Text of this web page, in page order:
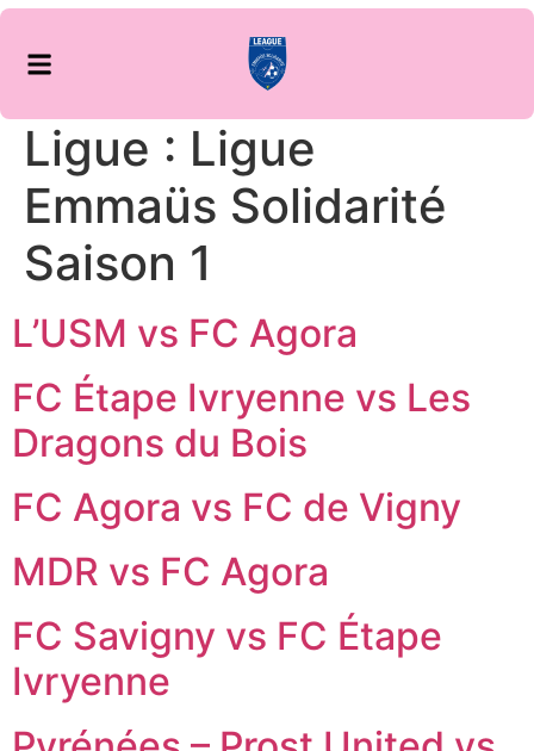
Ligue : Ligue
Emmaüs Solidarité
Saison 1
L’USM vs FC Agora
FC Étape Ivryenne vs Les
Dragons du Bois
FC Agora vs FC de Vigny
MDR vs FC Agora
FC Savigny vs FC Étape
Ivryenne